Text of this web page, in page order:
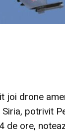
joi drone
potrivit
de ore,